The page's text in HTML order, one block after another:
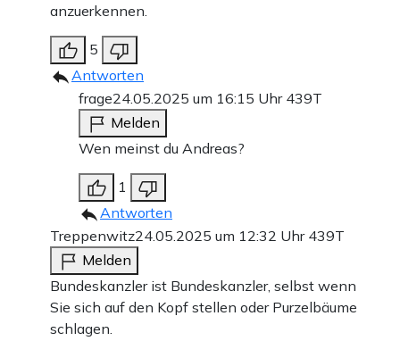
anzuerkennen.
5
Antworten
frage24.05.2025 um 16:15 Uhr 439T
Melden
Wen meinst du Andreas?
1
Antworten
Treppenwitz24.05.2025 um 12:32 Uhr 439T
Melden
Bundeskanzler ist Bundeskanzler, selbst wenn
Sie sich auf den Kopf stellen oder Purzelbäume
schlagen.